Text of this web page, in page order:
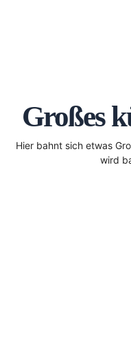
Großes
Hier bahnt sich etwas
wird